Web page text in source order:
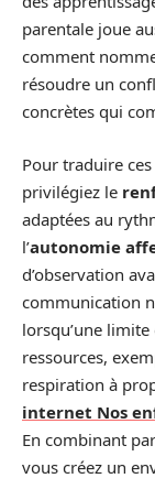
parentale joue
comment
résoudre un
concrètes qui
Pour traduire
privilégiez le
adaptées au
l’autonomie
d’observation
communication
lorsqu’une limite
ressources,
respiration à
internet Nos
En combinant
vous créez un